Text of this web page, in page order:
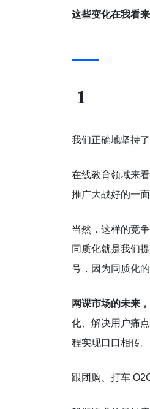
这些变化在我看
1
我们正确地坚持
在线教育领域来
推广大战好的一
当然，这样的竞
同质化就是我们
号，因为同质化
网课市场的未来
化、解决用户痛
程实现口口相传。
跟团购、打车